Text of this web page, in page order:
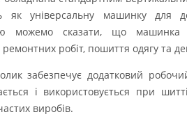
як універсальну машинку для
можемо сказати, що машинка
робіт, пошиття одягу та
забезпечує додатковий
і використовується при
виробів.